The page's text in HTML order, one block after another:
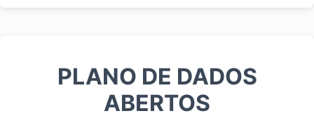
PLANO DE DADOS
ABERTOS